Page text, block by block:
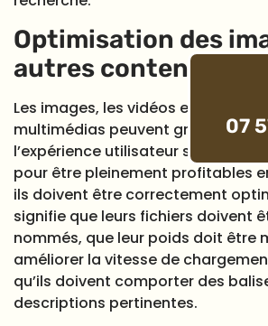
Optimisation des
autres contenus
Les images, les vidéos et autres
multimédias peuvent grandement
l’expérience utilisateur sur votre
pour être pleinement profitables
ils doivent être correctement
signifie que leurs fichiers doivent
nommés, que leur poids doit être
améliorer la vitesse de
qu’ils doivent comporter des
descriptions pertinentes.
07